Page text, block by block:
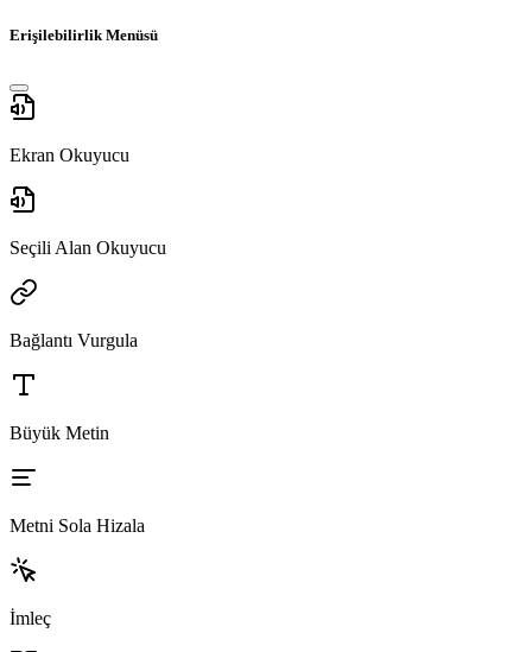
Erişilebilirlik Menüsü
Ekran Okuyucu
Seçili Alan Okuyucu
Bağlantı Vurgula
Büyük Metin
Metni Sola Hizala
İmleç